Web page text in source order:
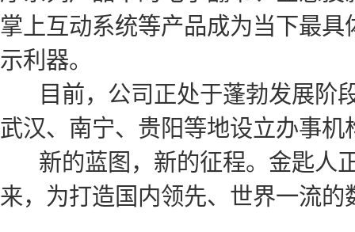
掌上互动系统等产品成为当下最
示利器。
目前，公司正处于蓬勃发展阶
武汉、南宁、贵阳等地设立办事机
新的蓝图，新的征程。金匙人
来，为打造国内领先、世界一流